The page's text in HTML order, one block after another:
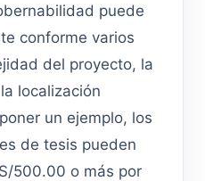
puede
conforme varios
del proyecto, la
localización
un ejemplo, los
de tesis pueden
500.00 o más por